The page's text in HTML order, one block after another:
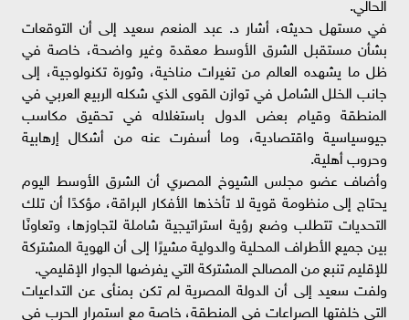
في مستهل حديثه، أشار د. عبد المنعم سعيد إلى أن التوقعات
بشأن مستقبل الشرق الأوسط معقدة وغير واضحة، خاصة في
ظل ما يشهده العالم من تغيرات مناخية، وثورة تكنولوجية، إلى
جانب الخلل الشامل في توازن القوى الذي شكله الربيع العربي في
المنطقة وقيام بعض الدول باستغلاله في تحقيق مكاسب
جيوسياسية واقتصادية، وما أسفرت عنه من أشكال إرهابية
وحروب أهلية.
وأضاف عضو مجلس الشيوخ المصري أن الشرق الأوسط اليوم
يحتاج إلى منظومة قوية لا تأخذها الأفكار البراقة، مؤكدًا أن تلك
التحديات تتطلب وضع رؤية استراتيجية شاملة لتجاوزها، وتعاونًا
بين جميع الأطراف المحلية والدولية مشيرًا إلى أن الهوية المشتركة
للإقليم تنبع من المصالح المشتركة التي يفرضها الجوار الإقليمي.
ولفت سعيد إلى أن الدولة المصرية لم تكن بمنأى عن التداعيات
التي خلفتها الصراعات في المنطقة، خاصة مع استمرار الحرب في